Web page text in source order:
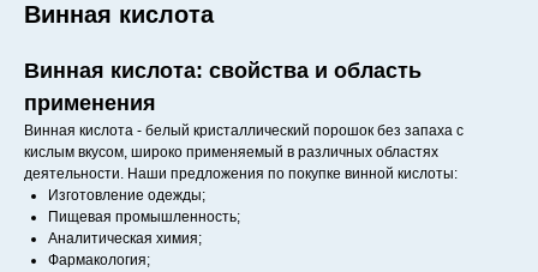
Винная кислота
Винная кислота: свойства и область
применения
Винная кислота - белый кристаллический порошок без запаха с
кислым вкусом, широко применяемый в различных областях
деятельности. Наши предложения по покупке винной кислоты:
Изготовление одежды;
Пищевая промышленность;
Аналитическая химия;
Фармакология;